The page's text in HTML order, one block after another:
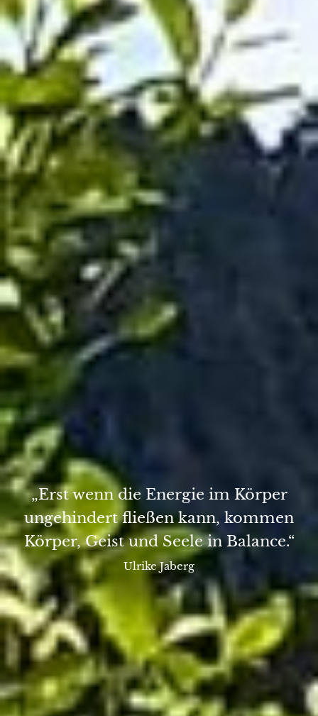
„Erst wenn die Energie im Körper
ungehindert fließen kann, kommen
Körper, Geist und Seele in Balance.“
Ulrike Jaberg